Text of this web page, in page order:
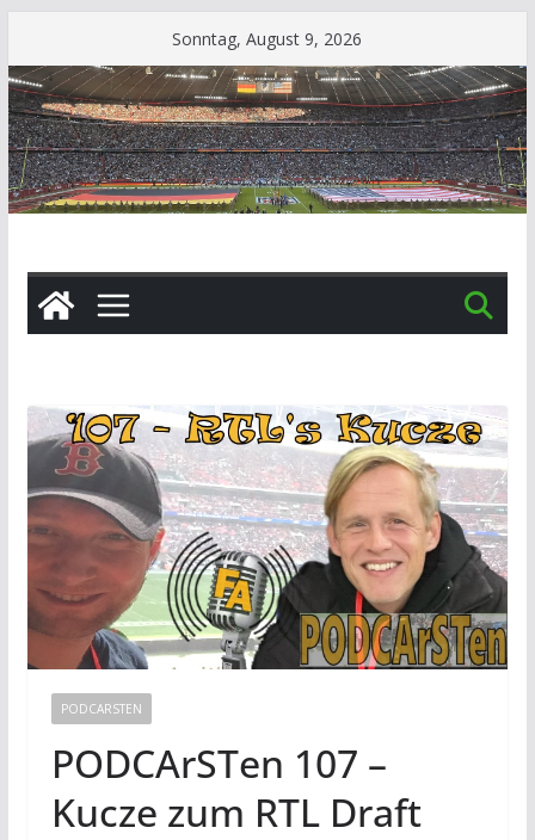
Inhalt
springen
Sonntag, August 9, 2026
PODCARSTEN
PODCArSTen 107 –
Kucze zum RTL Draft